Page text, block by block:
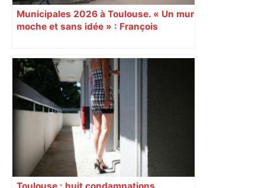
Municipales 2026 à Toulouse. « Un mur
moche et sans idée » : François
Augustins